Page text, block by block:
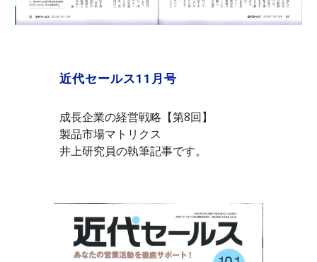
近代セールス11月号
成長企業の経営戦略【第8回】
製品市場マトリクス
井上研究員の執筆記事です。